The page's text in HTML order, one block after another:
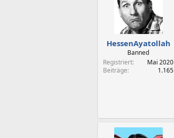
HessenAyatollah
Banned
Registriert
Mai 2020
Beiträge
1.165